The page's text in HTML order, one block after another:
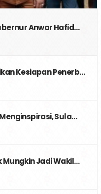
Anwar Hafid…
Kesiapan Penerb…
Sula…
Mungkin Jadi Wakil…